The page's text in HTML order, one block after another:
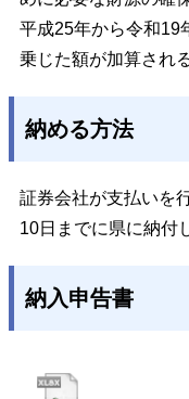
平成25年から令和19
乗じた額が加算される
納める方法
証券会社が支払いを
10日までに県に納付
納入申告書